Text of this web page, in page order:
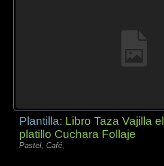
Plantilla: Libro Taza Vajilla el
platillo Cuchara Follaje
Pastel, Café,